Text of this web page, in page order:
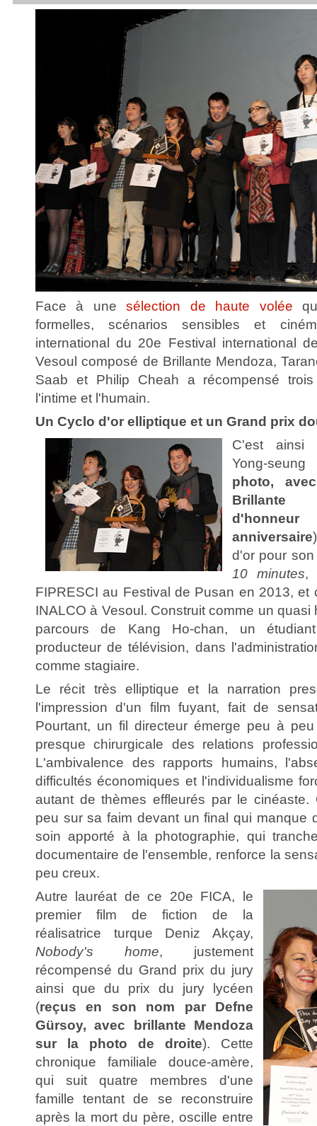
Face à unesélection de haute volée
formelles, scénarios sensibles et
international du 20e Festival international
Vesoul composé de Brillante Mendoza,
Saab et Philip Cheah a récompensé
l'intime et l'humain.
Un Cyclo d'or elliptique et un Grand prix
C'est ainsi
Yong-seung
photo,
Brillante
anniversaire
d'or pour
10 minutes,
FIPRESCI au Festival de Pusan en 2013, et
INALCO à Vesoul. Construit comme un quasi
parcours de Kang Ho-chan, un
producteur de télévision, dans
comme stagiaire.
Le récit très elliptique et la narration
l'impression d'un film fuyant, fait de
Pourtant, un fil directeur émerge peu à
presque chirurgicale des relations
L'ambivalence des rapports humains,
difficultés économiques et l'individualisme
autant de thèmes effleurés par le cinéaste.
peu sur sa faim devant un final qui manque
soin apporté à la photographie, qui
documentaire de l'ensemble, renforce la
peu creux.
Autre lauréat de ce 20e FICA, le
premier film de fiction de la
réalisatrice turque Deniz Akçay,
Nobody's home, justement
récompensé du Grand prix du jury
ainsi que du prix du jury lycéen
(reçus en son nom par Defne
Gürsoy, avec brillante Mendoza
sur la photo de droite). Cette
chronique familiale douce-amère,
qui suit quatre membres d'une
famille tentant de se reconstruire
après la mort du père, oscille entre